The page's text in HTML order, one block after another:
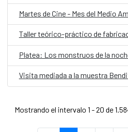
Martes de Cine - Mes del Medio
Platea: Los monstruos de la
Mostrando el intervalo 1 - 20 de